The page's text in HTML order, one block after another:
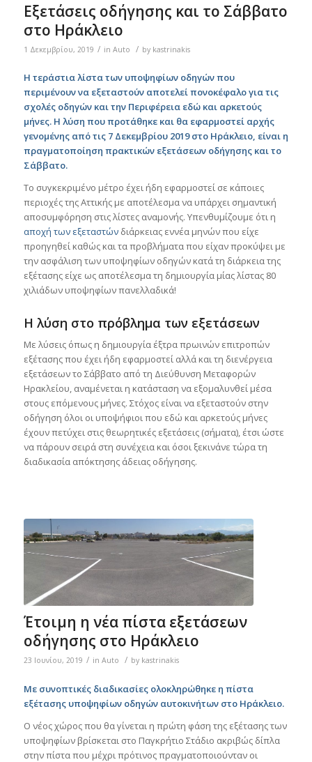
Εξετάσεις οδήγησης και το Σάββατο
στο Ηράκλειο
1 Δεκεμβρίου, 2019 / in Auto / by kastrinakis
Η τεράστια λίστα των υποψηφίων οδηγών που
περιμένουν να εξεταστούν αποτελεί πονοκέφαλο για τις
σχολές οδηγών και την Περιφέρεια εδώ και αρκετούς
μήνες. Η λύση που προτάθηκε και θα εφαρμοστεί αρχής
γενομένης από τις 7 Δεκεμβρίου 2019 στο Ηράκλειο, είναι η
πραγματοποίηση πρακτικών εξετάσεων οδήγησης και το
Σάββατο.
Το συγκεκριμένο μέτρο έχει ήδη εφαρμοστεί σε κάποιες
περιοχές της Αττικής με αποτέλεσμα να υπάρχει σημαντική
αποσυμφόρηση στις λίστες αναμονής. Υπενθυμίζουμε ότι η
αποχή των εξεταστώνδιάρκειας εννέα μηνών που είχε
προηγηθεί καθώς και τα προβλήματα που είχαν προκύψει με
την ασφάλιση των υποψηφίων οδηγών κατά τη διάρκεια της
εξέτασης είχε ως αποτέλεσμα τη δημιουργία μίας λίστας 80
χιλιάδων υποψηφίων πανελλαδικά!
Η λύση στο πρόβλημα των εξετάσεων
Με λύσεις όπως η δημιουργία έξτρα πρωινών επιτροπών
εξέτασης που έχει ήδη εφαρμοστεί αλλά και τη διενέργεια
εξετάσεων το Σάββατο από τη Διεύθυνση Μεταφορών
Ηρακλείου, αναμένεται η κατάσταση να εξομαλυνθεί μέσα
στους επόμενους μήνες. Στόχος είναι να εξεταστούν στην
οδήγηση όλοι οι υποψήφιοι που εδώ και αρκετούς μήνες
έχουν πετύχει στις θεωρητικές εξετάσεις (σήματα), έτσι ώστε
να πάρουν σειρά στη συνέχεια και όσοι ξεκινάνε τώρα τη
διαδικασία απόκτησης άδειας οδήγησης.
Έτοιμη η νέα πίστα εξετάσεων
οδήγησης στο Ηράκλειο
23 Ιουνίου, 2019 / in Auto / by kastrinakis
Με συνοπτικές διαδικασίες ολοκληρώθηκε η πίστα
εξέτασης υποψηφίων οδηγών αυτοκινήτων στο Ηράκλειο.
Ο νέος χώρος που θα γίνεται η πρώτη φάση της εξέτασης των
υποψηφίων βρίσκεται στο Παγκρήτιο Στάδιο ακριβώς δίπλα
στην πίστα που μέχρι πρότινος πραγματοποιούνταν οι